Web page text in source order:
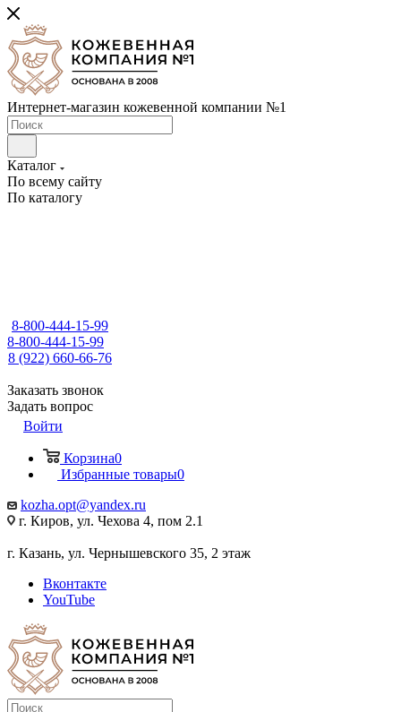
Интернет-магазин кожевенной компании №1
Каталог
По всему сайту
По каталогу
8-800-444-15-99
8-800-444-15-99
8 (922) 660-66-76
Заказать звонок
Задать вопрос
Войти
Корзина0
Избранные товары0
kozha.opt@yandex.ru
г. Киров, ул. Чехова 4, пом 2.1
г. Казань, ул. Чернышевского 35, 2 этаж
Вконтакте
YouTube